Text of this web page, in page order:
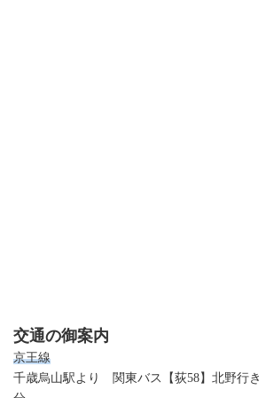
交通の御案内
京王線
千歳烏山駅より 関東バス【荻58】北野行